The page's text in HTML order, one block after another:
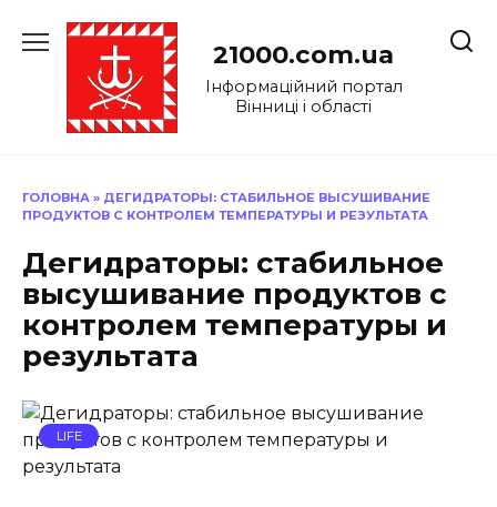
до
21000.com.ua
Інформаційний портал
Вінниці і області
ГОЛОВНА » ДЕГИДРАТОРЫ: СТАБИЛЬНОЕ ВЫСУШИВАНИЕ
ПРОДУКТОВ С КОНТРОЛЕМ ТЕМПЕРАТУРЫ И РЕЗУЛЬТАТА
Дегидраторы: стабильное
высушивание продуктов с
контролем температуры и
результата
LIFE